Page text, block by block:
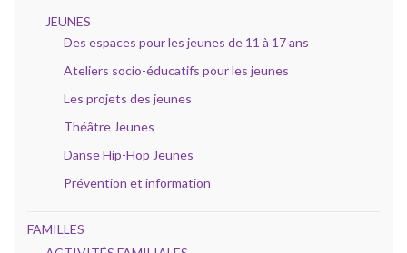
JEUNES
Des espaces pour les jeunes de 11 à 17 ans
Ateliers socio-éducatifs pour les jeunes
Les projets des jeunes
Théâtre Jeunes
Danse Hip-Hop Jeunes
Prévention et information
FAMILLES